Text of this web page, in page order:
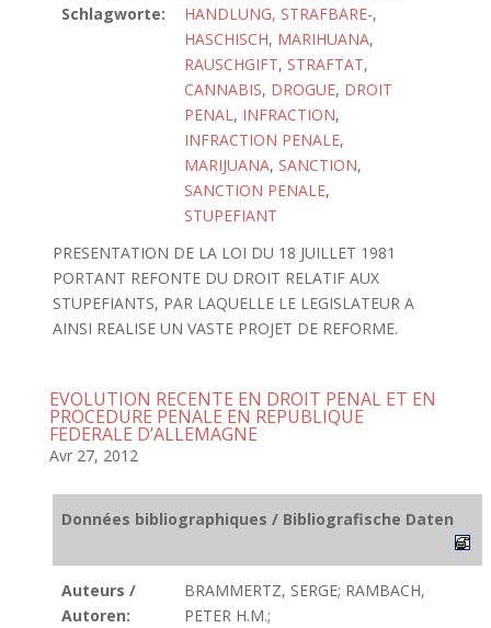
Schlagworte:
HANDLUNG, STRAFBARE-,
HASCHISCH, MARIHUANA,
RAUSCHGIFT, STRAFTAT,
CANNABIS, DROGUE, DROIT
PENAL, INFRACTION,
INFRACTION PENALE,
MARIJUANA, SANCTION,
SANCTION PENALE,
STUPEFIANT
PRESENTATION DE LA LOI DU 18 JUILLET 1981
PORTANT REFONTE DU DROIT RELATIF AUX
STUPEFIANTS, PAR LAQUELLE LE LEGISLATEUR A
AINSI REALISE UN VASTE PROJET DE REFORME.
EVOLUTION RECENTE EN DROIT PENAL ET EN
PROCEDURE PENALE EN REPUBLIQUE
FEDERALE D’ALLEMAGNE
Avr 27, 2012
Données bibliographiques / Bibliografische Daten
Auteurs /
Autoren:
BRAMMERTZ, SERGE; RAMBACH,
PETER H.M.;